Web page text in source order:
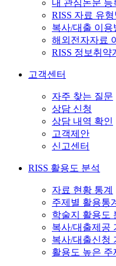
내 관심논문 등
RISS 자료 유
복사/대출 이용
해외전자자료
RISS 정보취약
고객센터
자주 찾는 질문
상담 신청
상담 내역 확인
고객제안
신고센터
RISS 활용도 분석
자료 현황 통계
주제별 활용통
학술지 활용도
복사/대출제공
복사/대출신청
활용도 높은 주